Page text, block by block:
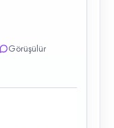
Görüşülür